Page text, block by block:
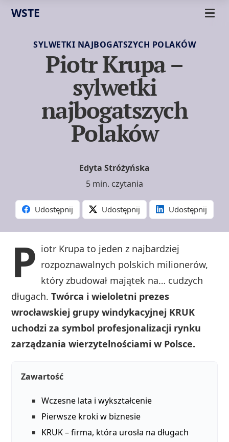
WSTE
SYLWETKI NAJBOGATSZYCH POLAKÓW
Piotr Krupa –
sylwetki
najbogatszych
Polaków
Edyta Stróżyńska
5 min. czytania
Udostępnij Udostępnij Udostępnij
P iotr Krupa to jeden z najbardziej
rozpoznawalnych polskich milionerów,
który zbudował majątek na… cudzych
długach.Twórca i wieloletni prezes
wrocławskiej grupy windykacyjnej KRUK
uchodzi za symbol profesjonalizacji rynku
zarządzania wierzytelnościami w Polsce.
Zawartość
Wczesne lata i wykształcenie
Pierwsze kroki w biznesie
KRUK – firma, która urosła na długach